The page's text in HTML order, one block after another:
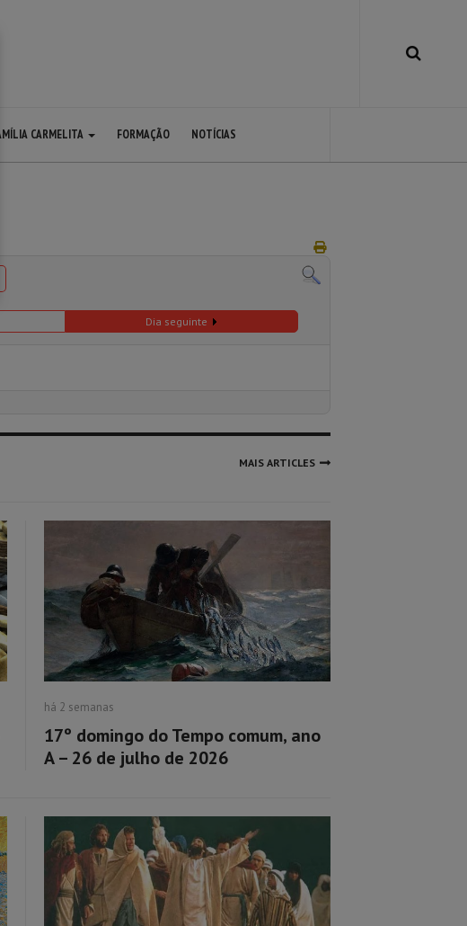
CARMELITA FORMAÇÃO NOTÍCIAS
Dia seguinte
MAIS ARTICLES
há 2 semanas
17º domingo do Tempo comum, ano
A – 26 de julho de 2026